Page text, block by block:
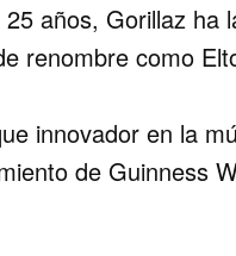
años, Gorillaz ha
renombre como
innovador en la
de Guinness